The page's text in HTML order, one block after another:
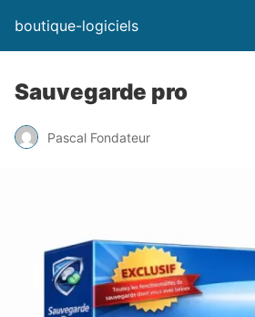
boutique-logiciels
Sauvegarde pro
Pascal Fondateur